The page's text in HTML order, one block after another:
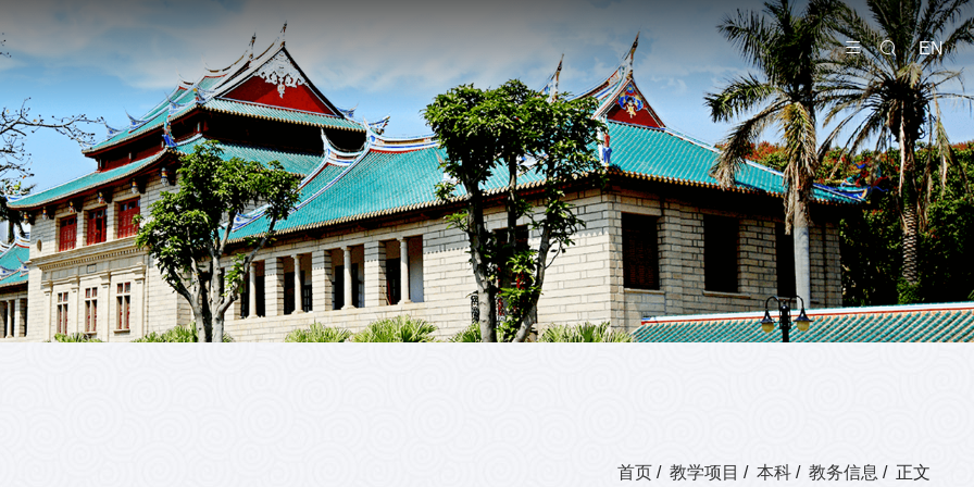
EN
首页 / 教学项目 / 本科 / 教务信息 / 正文